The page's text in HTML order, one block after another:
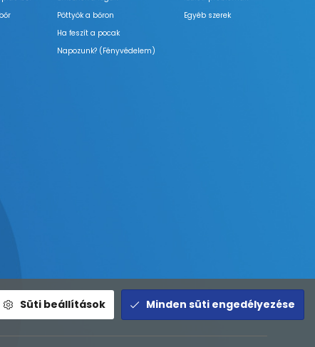
Pöttyök a bőron
Ha feszít a pocak
Napozunk? (Fényvédelem)
Egyéb szerek
Süti beállítások Minden süti engedélyezése